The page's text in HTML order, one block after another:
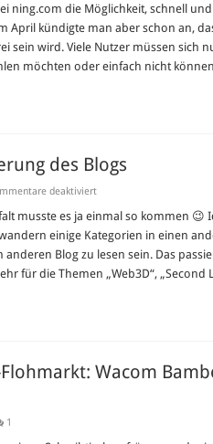
nicht
mehr
kostenlos
–
Bahn
frei
ning.com die Möglichkeit, schnell
April kündigte man aber schon an,
sein wird. Viele Nutzer müssen sich
möchten oder einfach nicht
des Blogs
deaktiviertfür
des
musste es ja einmal so kommen
einige Kategorien in einen
Blog zu lesen sein. Das
für die Themen „Web3D“, „Second
Wacom
1